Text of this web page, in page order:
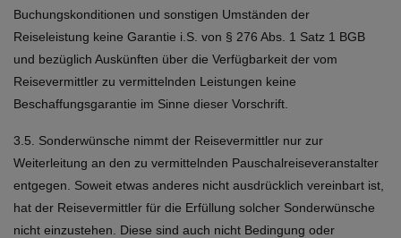
Buchungskonditionen und sonstigen Umständen der
Reiseleistung keine Garantie i.S. von § 276 Abs. 1 Satz 1 BGB
und bezüglich Auskünften über die Verfügbarkeit der vom
Reisevermittler zu vermittelnden Leistungen keine
Beschaffungsgarantie im Sinne dieser Vorschrift.
3.5. Sonderwünsche nimmt der Reisevermittler nur zur
Weiterleitung an den zu vermittelnden Pauschalreiseveranstalter
entgegen. Soweit etwas anderes nicht ausdrücklich vereinbart ist,
hat der Reisevermittler für die Erfüllung solcher Sonderwünsche
nicht einzustehen. Diese sind auch nicht Bedingung oder